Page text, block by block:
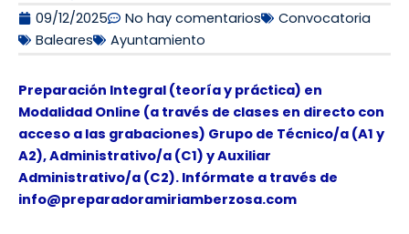
09/12/2025
No hay comentarios
Convocatoria
Baleares
Ayuntamiento
Preparación Integral (teoría y práctica) en
Modalidad Online (a través de clases en directo con
acceso a las grabaciones) Grupo de Técnico/a (A1 y
A2), Administrativo/a (C1) y Auxiliar
Administrativo/a (C2). Infórmate a través de
info@preparadoramiriamberzosa.com